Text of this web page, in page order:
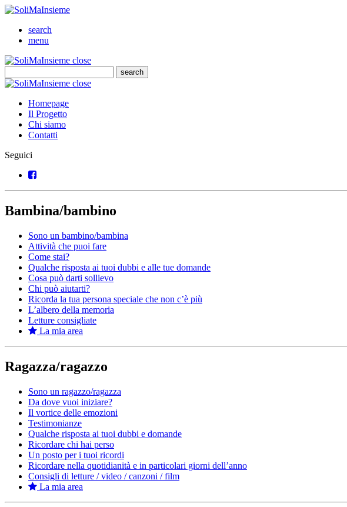
SoliMaInsieme
search
menu
SoliMaInsieme
closeClose
search
Cerca
SoliMaInsieme
closeClose
Homepage
Il Progetto
Chi siamo
Contatti
Seguici
Facebook
Bambina/bambino
Sono un bambino/bambina
Attività che puoi fare
Come stai?
Qualche risposta ai tuoi dubbi e alle tue domande
Cosa può darti sollievo
Chi può aiutarti?
Ricorda la tua persona speciale che non c’è più
L’albero della memoria
Letture consigliate
La mia area
Ragazza/ragazzo
Sono un ragazzo/ragazza
Da dove vuoi iniziare?
Il vortice delle emozioni
Testimonianze
Qualche risposta ai tuoi dubbi e domande
Ricordare chi hai perso
Un posto per i tuoi ricordi
Ricordare nella quotidianità e in particolari giorni dell’anno
Consigli di letture / video / canzoni / film
La mia area